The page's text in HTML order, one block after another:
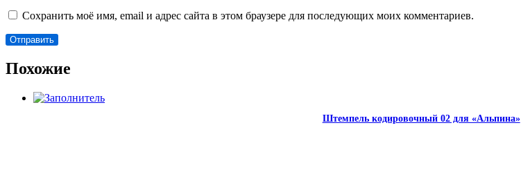
Сохранить моё имя, email и адрес сайта в этом браузере для последующих моих комментариев.
Похожие
Штемпель кодировочный 02 для «Альпина»